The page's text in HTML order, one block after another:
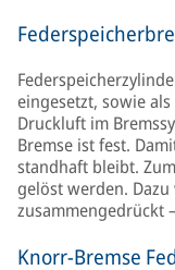
eingesetzt, sowie
Druckluft im
Bremse ist fest.
standhaft bleibt.
gelöst werden.
zusammengedrückt
Knorr-Bremse